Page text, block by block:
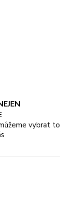
vybrat to